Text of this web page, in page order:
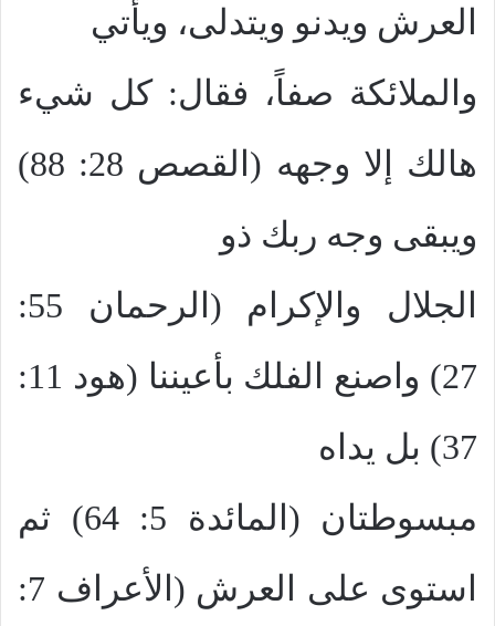
العرش ويدنو ويتدلى، ويأتي
والملائكة صفاً، فقال: كل شيء
هالك إلا وجهه (القصص 28: 88)
ويبقى وجه ربك ذو
الجلال والإكرام (الرحمان 55:
27) واصنع الفلك بأعيننا (هود 11:
37) بل يداه
مبسوطتان (المائدة 5: 64) ثم
استوى على العرش (الأعراف 7: